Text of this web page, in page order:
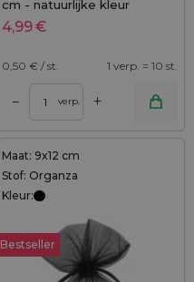
cm - natuurlijke kleur
4,99€
0,50 € / st. 1 verp. = 10 st.
– verp. +
Maat: 9x12 cm
Stof: Organza
Kleur:
Bestseller